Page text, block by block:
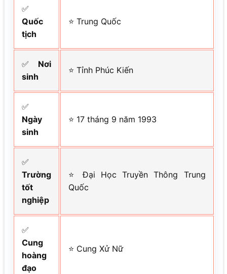
✅
Quốc
tịch
⭐ Trung Quốc
✅ Nơi
sinh
⭐ Tỉnh Phúc Kiến
✅
Ngày
sinh
⭐ 17 tháng 9 năm 1993
✅
Trường
tốt
nghiệp
⭐ Đại Học Truyền Thông Trung
Quốc
✅
Cung
hoàng
đạo
⭐ Cung Xử Nữ